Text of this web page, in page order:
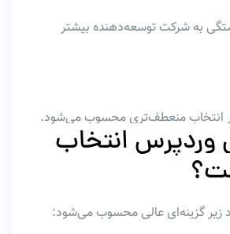
به شرکت توسعه‌دهنده بیشتر
انتخاب منعطف‌تری محسوب می‌شود.
وردپرس انتخاب
زیر گزینه‌ای عالی محسوب می‌شود: